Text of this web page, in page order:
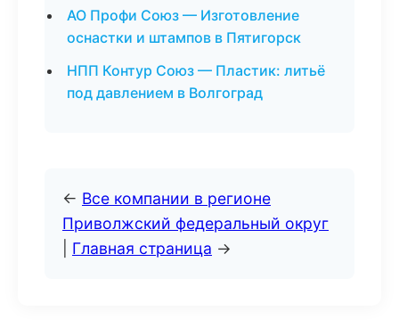
АО Профи Союз — Изготовление
оснастки и штампов в Пятигорск
НПП Контур Союз — Пластик: литьё
под давлением в Волгоград
← Все компании в регионе
Приволжский федеральный округ
Главная страница →